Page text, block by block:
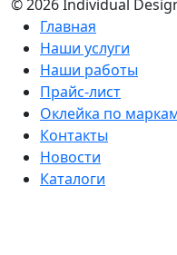
© 2026 Individual
Главная
Наши услуги
Наши работы
Прайс-лист
Оклейка по
Контакты
Новости
Каталоги